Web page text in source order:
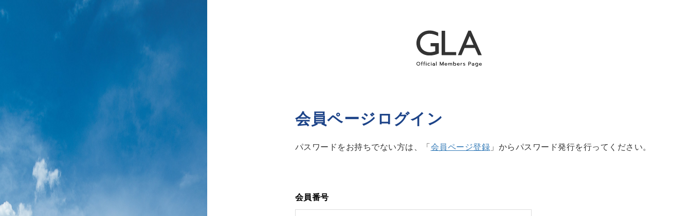
会員ページログイン
パスワードをお持ちでない方は、「 会員ページ登録 」からパスワード発行を行ってください。
会員番号